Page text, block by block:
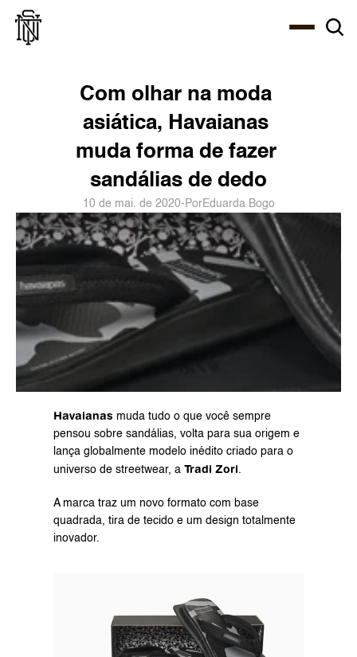
Com olhar na moda
asiática, Havaianas
muda forma de fazer
sandálias de dedo
10 de mai. de 2020- PorEduarda Bogo
Havaianas muda tudo o que você sempre
pensou sobre sandálias, volta para sua origem e
lança globalmente modelo inédito criado para o
universo de streetwear, a Tradi Zori.
A marca traz um novo formato com base
quadrada, tira de tecido e um design totalmente
inovador.